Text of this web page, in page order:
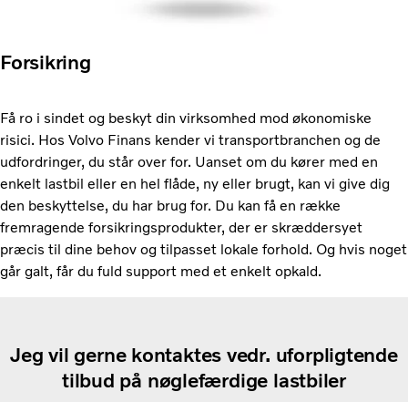
Forsikring
Få ro i sindet og beskyt din virksomhed mod økonomiske
risici. Hos Volvo Finans kender vi transportbranchen og de
udfordringer, du står over for. Uanset om du kører med en
enkelt lastbil eller en hel flåde, ny eller brugt, kan vi give dig
den beskyttelse, du har brug for. Du kan få en række
fremragende forsikringsprodukter, der er skræddersyet
præcis til dine behov og tilpasset lokale forhold. Og hvis noget
går galt, får du fuld support med et enkelt opkald.
Jeg vil gerne kontaktes vedr. uforpligtende
tilbud på nøglefærdige lastbiler